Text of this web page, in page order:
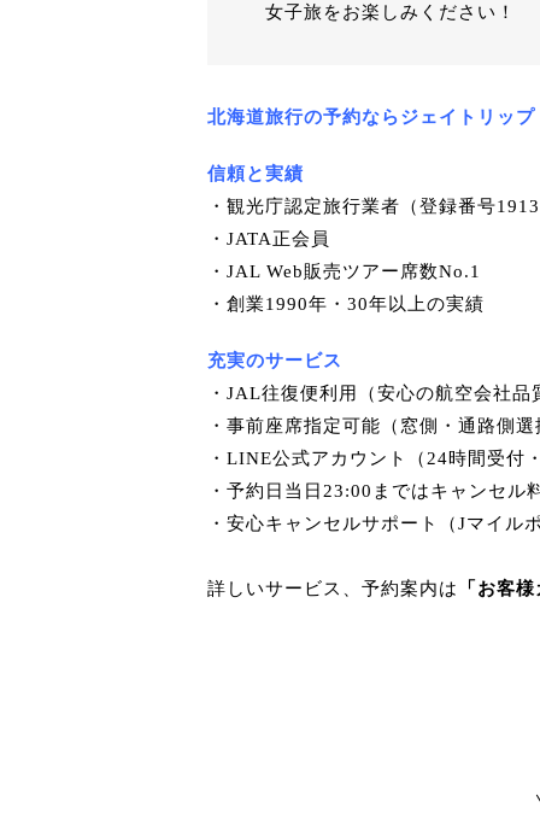
女子旅をお楽しみください！
北海道旅行の予約ならジェイトリップ
信頼と実績
・観光庁認定旅行業者（登録番号
・JATA正会員
・JAL Web販売ツアー席数No.1
・創業1990年・30年以上の実績
充実のサービス
・JAL往復便利用（安心の航空会社品
・事前座席指定可能（窓側・通路側
・LINE公式アカウント（24時間受付
・予約日当日23:00まではキャンセル
・安心キャンセルサポート（Jマイル
詳しいサービス、予約案内は 「お客